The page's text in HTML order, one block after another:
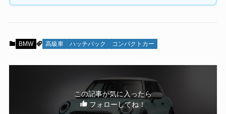
BMW 高級車 ハッチバック コンパクトカー
この記事が気に入ったら
フォローしてね！